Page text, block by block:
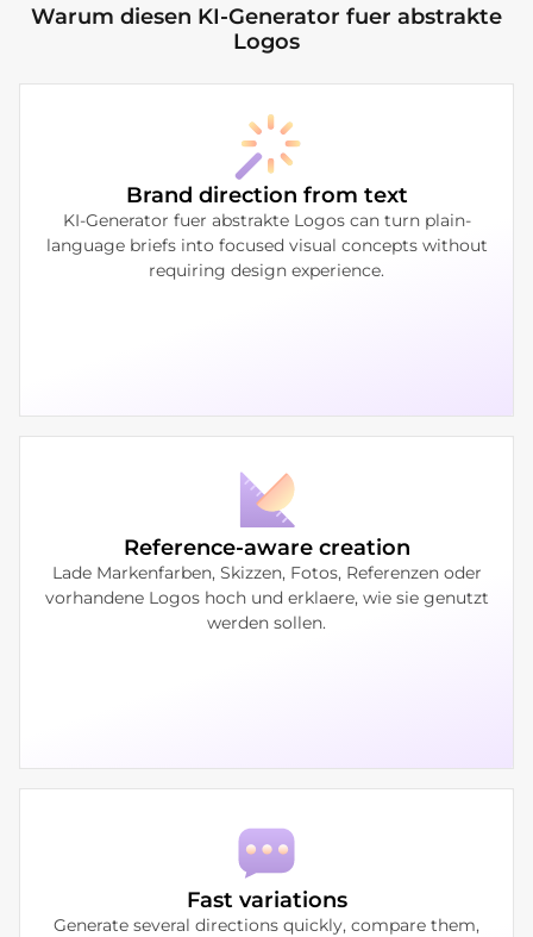
Warum diesen KI-Generator fuer abstrakte
Logos
Brand direction from text
KI-Generator fuer abstrakte Logos can turn plain-
language briefs into focused visual concepts without
requiring design experience.
Reference-aware creation
Lade Markenfarben, Skizzen, Fotos, Referenzen oder
vorhandene Logos hoch und erklaere, wie sie genutzt
werden sollen.
Fast variations
Generate several directions quickly, compare them,